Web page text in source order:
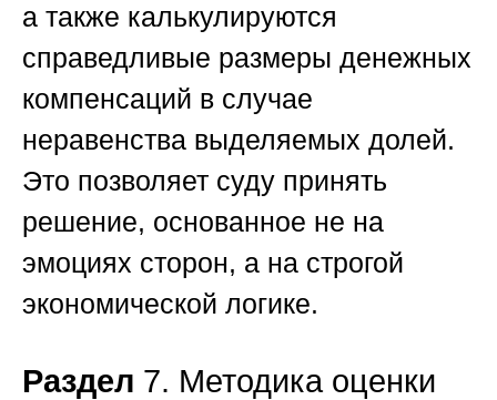
а также калькулируются
справедливые размеры денежных
компенсаций в случае
неравенства выделяемых долей.
Это позволяет суду принять
решение, основанное не на
эмоциях сторон, а на строгой
экономической логике.
Раздел 7. Методика оценки